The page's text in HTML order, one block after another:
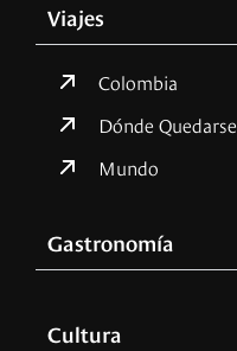
Viajes
Colombia
Dónde Quedarse
Mundo
Gastronomía
Cultura